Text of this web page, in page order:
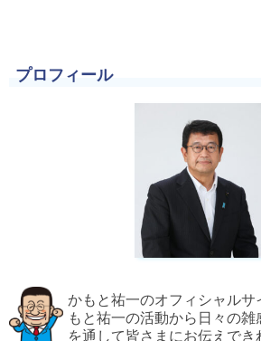
プロフィール
かもと祐一のオフィシャル
もと祐一の活動から日々の雑
を通して皆さまにお伝えでき